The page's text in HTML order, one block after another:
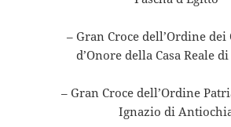
– Gran Croce dell’Ordine dei
d’Onore della Casa Reale
– Gran Croce dell’Ordine
Ignazio di